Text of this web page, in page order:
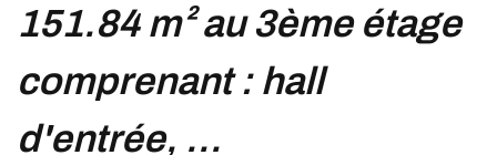
151.84 m² au 3ème étage
comprenant : hall
d'entrée, ...